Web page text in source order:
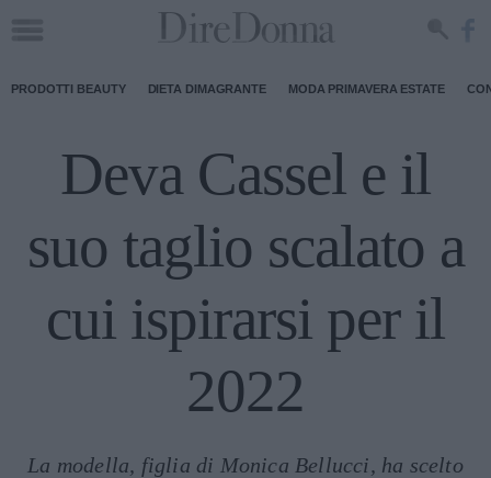
PRODOTTI BEAUTY DIETA DIMAGRANTE MODA PRIMAVERA ESTATE
Deva Cassel e il
suo taglio scalato a
cui ispirarsi per il
2022
La modella, figlia di Monica Bellucci, ha scelto